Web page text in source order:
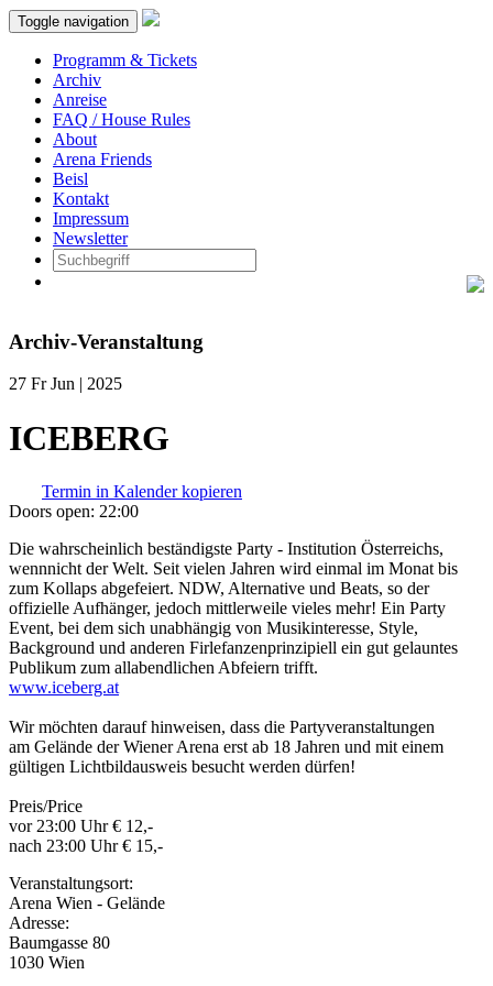
Toggle navigation
Programm & Tickets
Archiv
Anreise
FAQ / House Rules
About
Arena Friends
Beisl
Kontakt
Impressum
Newsletter
Archiv-Veranstaltung
27 FrJun | 2025
ICEBERG
Termin in Kalender kopieren
Doors open: 22:00
Die wahrscheinlich beständigste Party - Institution Österreichs,
wennnicht der Welt. Seit vielen Jahren wird einmal im Monat bis
zum Kollaps abgefeiert. NDW, Alternative und Beats, so der
offizielle Aufhänger, jedoch mittlerweile vieles mehr! Ein Party
Event, bei dem sich unabhängig von Musikinteresse, Style,
Background und anderen Firlefanzenprinzipiell ein gut gelauntes
Publikum zum allabendlichen Abfeiern trifft.
www.iceberg.at
Wir möchten darauf hinweisen, dass die Partyveranstaltungen
am Gelände der Wiener Arena erst ab 18 Jahren und mit einem
gültigen Lichtbildausweis besucht werden dürfen!
Preis/Price
vor 23:00 Uhr € 12,-
nach 23:00 Uhr € 15,-
Veranstaltungsort:
Arena Wien - Gelände
Adresse:
Baumgasse 80
1030 Wien